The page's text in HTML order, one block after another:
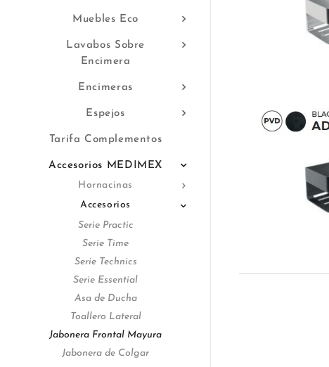
Muebles Eco
Lavabos Sobre
Encimera
Encimeras
Espejos
Tarifa Complementos
Accesorios MEDIMEX
Hornacinas
Accesorios
Serie Practic
Serie Time
Serie Technics
Serie Essential
Asa de Ducha
Toallero Lateral
Jabonera Frontal Mayura
Jabonera de Colgar